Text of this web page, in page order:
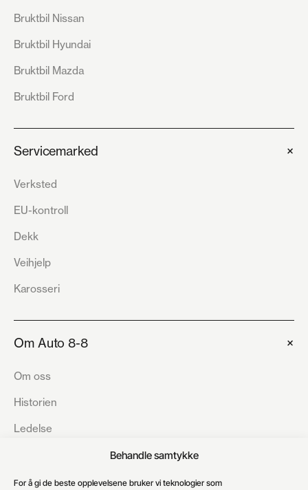
Behandle samtykke
For å gi de beste opplevelsene bruker vi teknologier som
Bruktbil Nissan
Bruktbil Hyundai
Bruktbil Mazda
Bruktbil Ford
Servicemarked +
Verksted
EU-kontroll
Dekk
Veihjelp
Karosseri
Om Auto 8-8 +
Om oss
Historien
Ledelse
Åpenhetsloven